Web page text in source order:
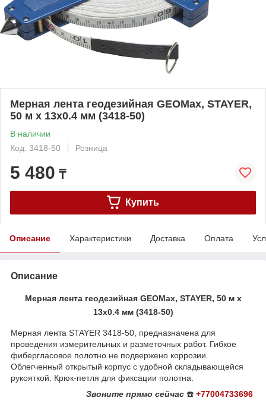
Мерная лента геодезийная GEOMax, STAYER,
50 м х 13х0.4 мм (3418-50)
В наличии
Код: 3418-50
Розница
5 480 ₸
Купить
Описание Характеристики Доставка Оплата
Описание
Мерная лента геодезийная GEOMax, STAYER, 50 м х
13х0.4 мм (3418-50)
Мерная лента STAYER 3418-50, предназначена для
проведения измерительных и разметочных работ. Гибкое
фибергласовое полотно не подвержено коррозии.
Облегченный открытый корпус с удобной складывающейся
рукояткой. Крюк-петля для фиксации полотна.
Звоните прямо сейчас ☎️ +77004733696